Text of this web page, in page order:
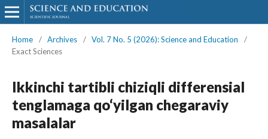
Home / Archives / Vol. 7 No. 5 (2026): Science and Education
/
Exact Sciences
Ikkinchi tartibli chiziqli differensial
tenglamaga qo‘yilgan chegaraviy
masalalar